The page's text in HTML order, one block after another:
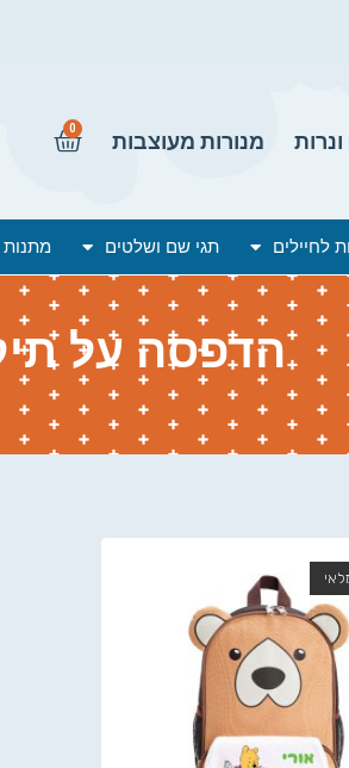
מנורות מעוצבות
0
לחיילים תגי שם ושלטים מתנות
הדפסה על